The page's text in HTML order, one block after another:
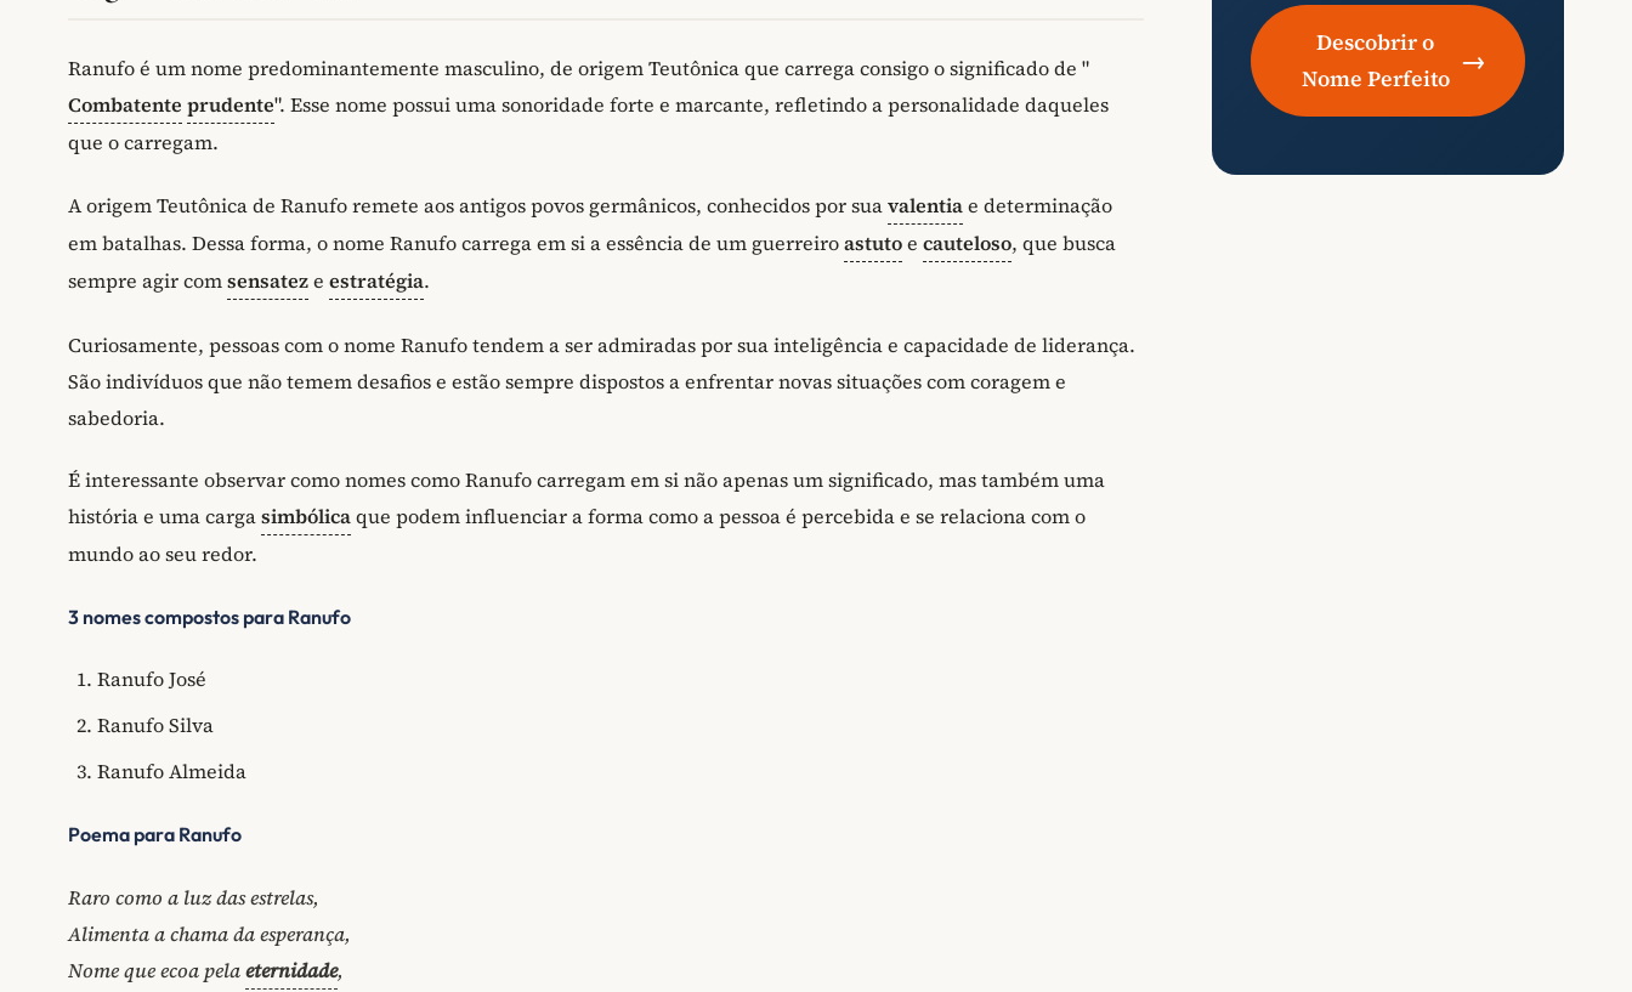
Ranufo é um nome predominantemente masculino, de origem Teutônica que carrega consigo o significado de "
Combatente prudente". Esse nome possui uma sonoridade forte e marcante, refletindo a personalidade daqueles
que o carregam.
A origem Teutônica de Ranufo remete aos antigos povos germânicos, conhecidos por suavalentiae determinação
em batalhas. Dessa forma, o nome Ranufo carrega em si a essência de um guerreiroastutoe cauteloso, que busca
sempre agir comsensateze estratégia.
Curiosamente, pessoas com o nome Ranufo tendem a ser admiradas por sua inteligência e capacidade de liderança.
São indivíduos que não temem desafios e estão sempre dispostos a enfrentar novas situações com coragem e
sabedoria.
É interessante observar como nomes como Ranufo carregam em si não apenas um significado, mas também uma
história e uma cargasimbólicaque podem influenciar a forma como a pessoa é percebida e se relaciona com o
mundo ao seu redor.
3 nomes compostos para Ranufo
Ranufo José
Ranufo Silva
Ranufo Almeida
Poema para Ranufo
Raro como a luz das estrelas,
Alimenta a chama da esperança,
Nome que ecoa pelaeternidade,
Descobrir o
Nome Perfeito
→